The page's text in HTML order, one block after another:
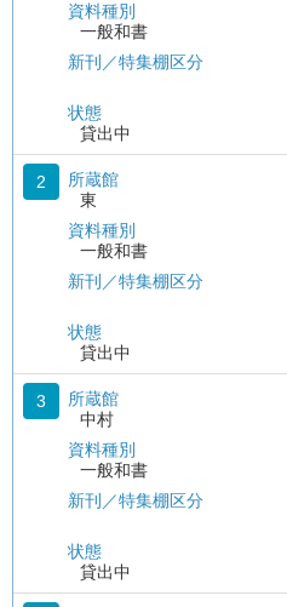
資料種別
一般和書
新刊／特集棚区分
状態
貸出中
2
所蔵館
東
資料種別
一般和書
新刊／特集棚区分
状態
貸出中
3
所蔵館
中村
資料種別
一般和書
新刊／特集棚区分
状態
貸出中